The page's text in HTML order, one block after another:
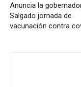
Anuncia la
Salgado jornada de
vacunación contra